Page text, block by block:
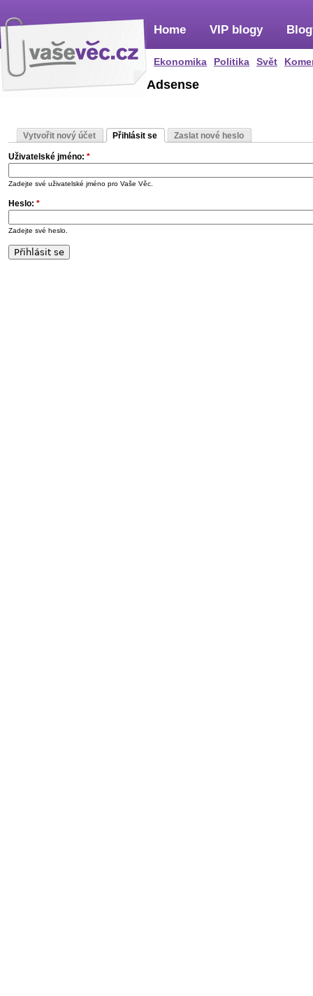
Home
Ekonomika Politika Svět
VIP blogy
Adsense
Vytvořit nový účet Přihlásit se Zaslat nové heslo
Uživatelské jméno: *
Zadejte své uživatelské jméno pro Vaše Věc.
Heslo: *
Zadejte své heslo.